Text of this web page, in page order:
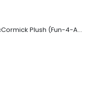
South Park - Kenny McCormick Plush (Fun-4-All/Trebellos) 24cm